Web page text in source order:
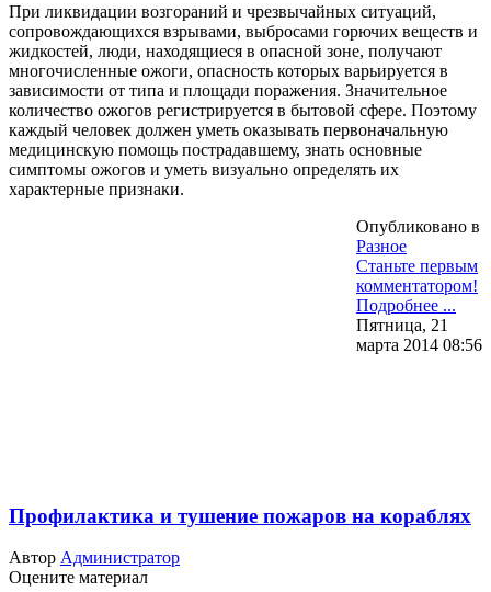
При ликвидации возгораний и чрезвычайных ситуаций,
сопровождающихся взрывами, выбросами горючих веществ и
жидкостей, люди, находящиеся в опасной зоне, получают
многочисленные ожоги, опасность которых варьируется в
зависимости от типа и площади поражения. Значительное
количество ожогов регистрируется в бытовой сфере. Поэтому
каждый человек должен уметь оказывать первоначальную
медицинскую помощь пострадавшему, знать основные
симптомы ожогов и уметь визуально определять их
характерные признаки.
Опубликовано в
Разное
Станьте первым
комментатором!
Подробнее ...
Пятница, 21
марта 2014 08:56
Профилактика и тушение пожаров на кораблях
Автор Администратор
Оцените материал